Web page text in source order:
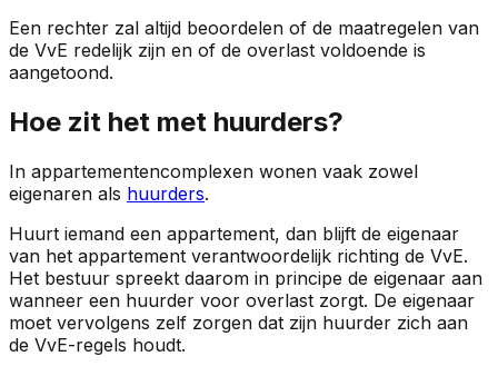
Een rechter zal altijd beoordelen of de maatregelen van
de VvE redelijk zijn en of de overlast voldoende is
aangetoond.
Hoe zit het met huurders?
In appartementencomplexen wonen vaak zowel
eigenaren als huurders.
Huurt iemand een appartement, dan blijft de eigenaar
van het appartement verantwoordelijk richting de VvE.
Het bestuur spreekt daarom in principe de eigenaar aan
wanneer een huurder voor overlast zorgt. De eigenaar
moet vervolgens zelf zorgen dat zijn huurder zich aan
de VvE-regels houdt.